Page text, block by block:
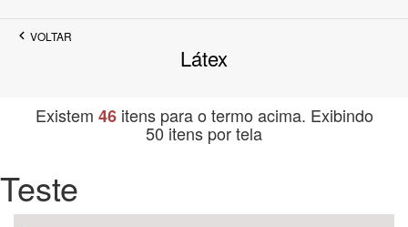
VOLTAR
Látex
Existem 46itens para o termo acima. Exibindo
50 itens por tela
Teste